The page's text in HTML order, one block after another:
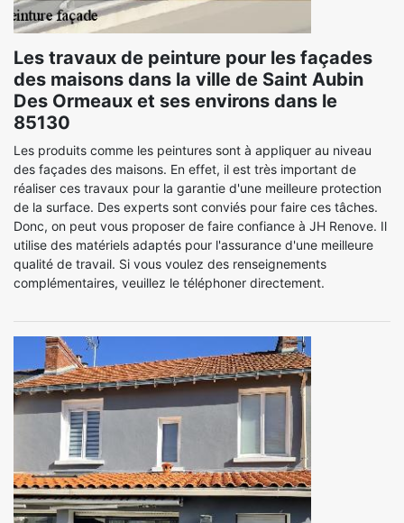
Les travaux de peinture pour les façades
des maisons dans la ville de Saint Aubin
Des Ormeaux et ses environs dans le
85130
Les produits comme les peintures sont à appliquer au niveau
des façades des maisons. En effet, il est très important de
réaliser ces travaux pour la garantie d'une meilleure protection
de la surface. Des experts sont conviés pour faire ces tâches.
Donc, on peut vous proposer de faire confiance à JH Renove. Il
utilise des matériels adaptés pour l'assurance d'une meilleure
qualité de travail. Si vous voulez des renseignements
complémentaires, veuillez le téléphoner directement.